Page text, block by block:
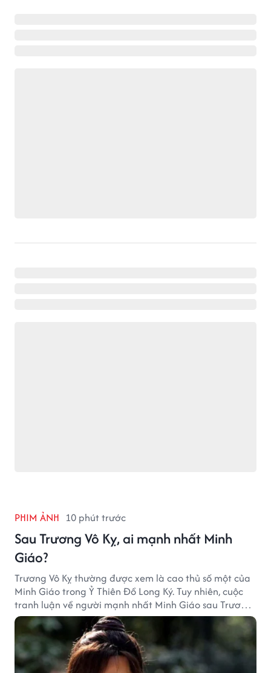
PHIM ẢNH 10 phút trước
Sau Trương Vô Kỵ, ai mạnh nhất Minh
Giáo?
Trương Vô Kỵ thường được xem là cao thủ số một của
Minh Giáo trong Ỷ Thiên Đồ Long Ký. Tuy nhiên, cuộc
tranh luận về người mạnh nhất Minh Giáo sau Trương
Vô Kỵ vẫn luôn khiến nhiều độc giả Kim Dung quan
tâm.